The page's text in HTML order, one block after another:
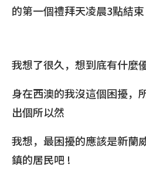
的第一個禮拜天凌晨3點結束
我想了很久，想到底有什麼
身在西澳的我沒這個困擾，
出個所以然
我想，最困擾的應該是新
鎮的居民吧 !